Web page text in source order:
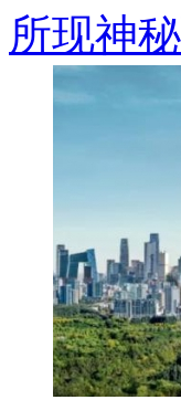
所现神